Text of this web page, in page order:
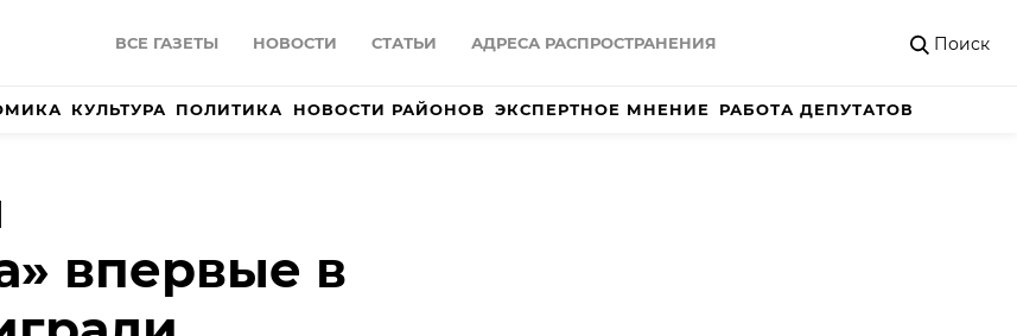
ВСЕ ГАЗЕТЫ НОВОСТИ СТАТЬИ АДРЕСА РАСПРОСТРАНЕНИЯ Поиск
КУЛЬТУРА ПОЛИТИКА НОВОСТИ РАЙОНОВ ЭКСПЕРТНОЕ МНЕНИЕ РАБОТА ДЕПУТАТОВ
впервые в